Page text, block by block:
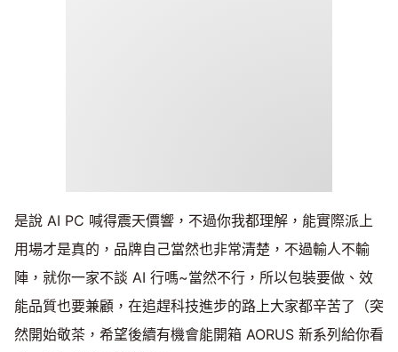
是說 AI PC 喊得震天價響，不過你我都理解，能實際派上
用場才是真的，品牌自己當然也非常清楚，不過輸人不輸
陣，就你一家不談 AI 行嗎~當然不行，所以包裝要做、效
能品質也要兼顧，在追趕科技進步的路上大家都辛苦了（突
然開始敬茶，希望後續有機會能開箱 AORUS 新系列給你看